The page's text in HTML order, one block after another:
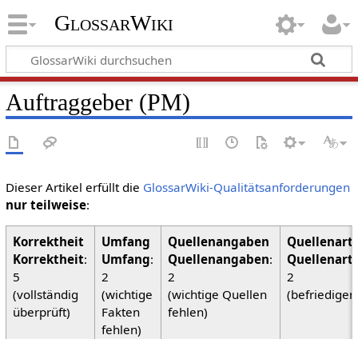
GlossarWiki
Auftraggeber (PM)
Dieser Artikel erfüllt die GlossarWiki-Qualitätsanforderungen
nur teilweise:
Korrektheit:
5
(vollständig
überprüft)
Umfang:
2
(wichtige
Fakten
fehlen)
Quellenangaben:
2
(wichtige Quellen
fehlen)
2